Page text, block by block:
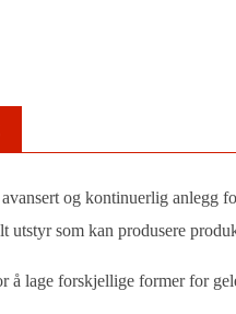
og kontinuerlig anlegg
utstyr som kan produsere
å lage forskjellige former for